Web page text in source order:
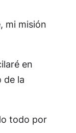
mi misión
en
de la
todo por